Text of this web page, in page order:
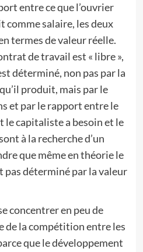
entre ce que l’ouvrier
comme salaire, les deux
termes de valeur réelle.
de travail est « libre »,
déterminé, non pas par la
produit, mais par le
et par le rapport entre le
le capitaliste a besoin et le
à la recherche d’un
que même en théorie le
pas déterminé par la valeur
concentrer en peu de
de la compétition entre les
que le développement